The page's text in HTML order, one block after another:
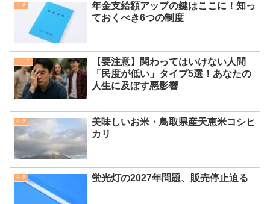
生活
年金支給額アップの鍵はここに！知っ
ておくべき6つの制度
こころ
【要注意】関わってはいけない人間
「民度が低い」タイプ5選！あなたの
人生に及ぼす悪影響
生活
美味しいお米・鳥取県産天恵米コシヒ
カリ
生活 蛍光灯の2027年問題、販売停止迫る